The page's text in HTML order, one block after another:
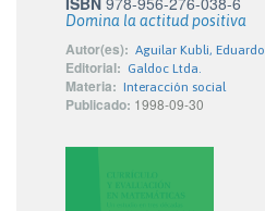
Domina la actitud positiva
Autor(es): Aguilar Kubli, Eduardo
Editorial: Galdoc Ltda.
Materia: Interacción social
Publicado: 1998-09-30